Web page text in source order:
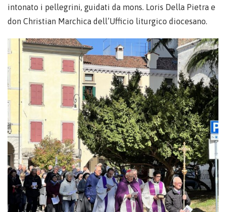
intonato i pellegrini, guidati da mons. Loris Della Pietra e
don Christian Marchica dell’Ufficio liturgico diocesano.